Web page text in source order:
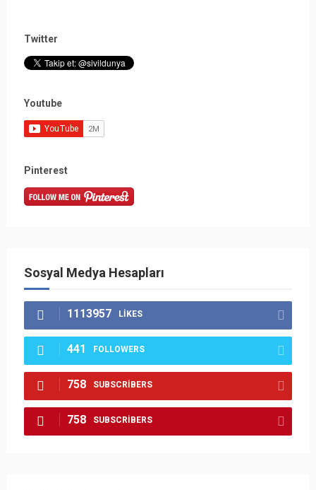
Twitter
Youtube
Pinterest
Sosyal Medya Hesapları
1113957 LIKES
441 FOLLOWERS
758 SUBSCRIBERS
758 SUBSCRIBERS